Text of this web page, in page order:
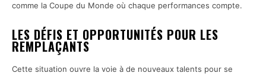
comme la Coupe du Monde où chaque performances compte.
LES DÉFIS ET OPPORTUNITÉS POUR LES
REMPLAÇANTS
Cette situation ouvre la voie à de nouveaux talents pour se